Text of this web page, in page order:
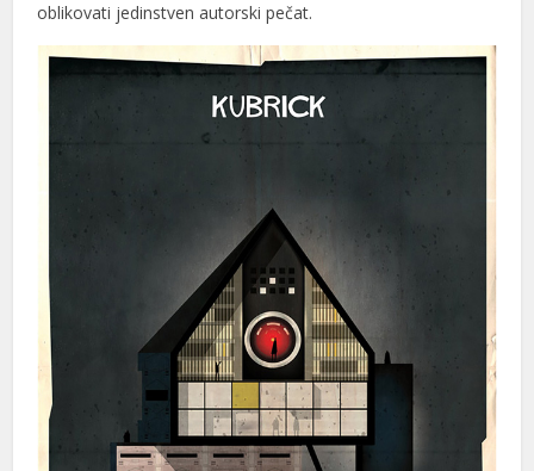
oblikovati jedinstven autorski pečat.